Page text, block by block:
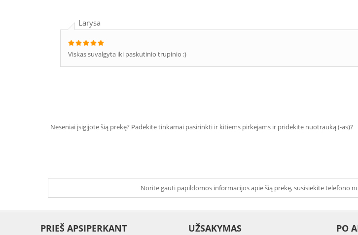
Larysa
Viskas suvalgyta iki paskutinio trupinio :)
Neseniai įsigijote šią prekę? Padėkite tinkamai pasirinkti ir kitiems pirkėjams ir pridėkite nuotrauką (-as)?
Norite gauti papildomos informacijos apie šią prekę, susisiekite telefono
PRIEŠ APSIPERKANT UŽSAKYMAS PO